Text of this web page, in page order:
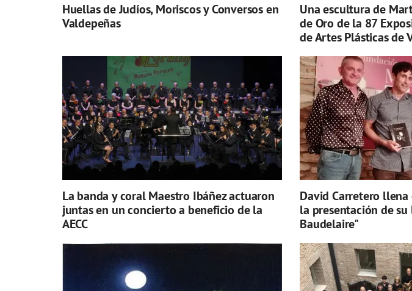
Huellas de Judíos, Moriscos y Conversos en
Valdepeñas
Una escultura de
de Oro de la 87
de Artes Plásticas de
La banda y coral Maestro Ibáñez actuaron
juntas en un concierto a beneficio de la
AECC
David Carretero
la presentación de
Baudelaire"